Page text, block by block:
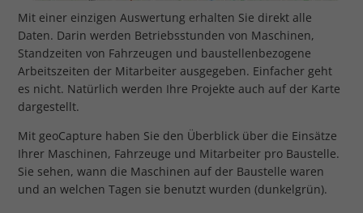
Mit einer einzigen Auswertung erhalten Sie direkt alle
Daten. Darin werden Betriebsstunden von Maschinen,
Standzeiten von Fahrzeugen und baustellenbezogene
Arbeitszeiten der Mitarbeiter ausgegeben. Einfacher geht
es nicht. Natürlich werden Ihre Projekte auch auf der Karte
dargestellt.
Mit geoCapture haben Sie den Überblick über die Einsätze
Ihrer Maschinen, Fahrzeuge und Mitarbeiter pro Baustelle.
Sie sehen, wann die Maschinen auf der Baustelle waren
und an welchen Tagen sie benutzt wurden (dunkelgrün).